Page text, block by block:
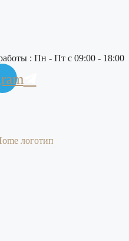
: Пн - Пт с 09:00 - 18:00